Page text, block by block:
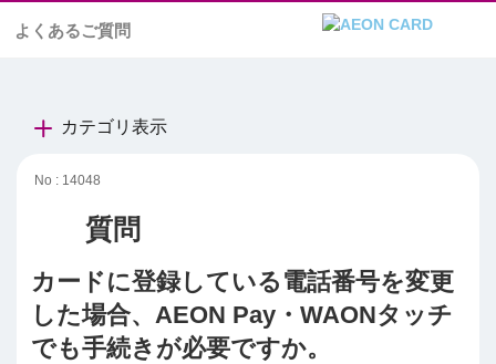
よくあるご質問
カテゴリ表示
No : 14048
カードに登録している電話番号を変更
した場合、AEON Pay・WAONタッチ
でも手続きが必要ですか。